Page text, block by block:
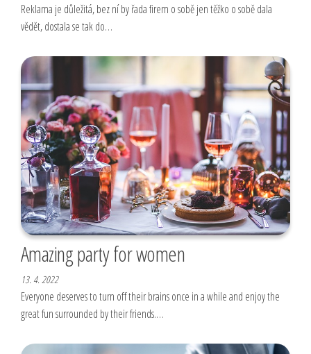
Reklama je důležitá, bez ní by řada firem o sobě jen těžko o sobě dala
vědět, dostala se tak do…
Amazing party for women
13. 4. 2022
Everyone deserves to turn off their brains once in a while and enjoy the
great fun surrounded by their friends.…